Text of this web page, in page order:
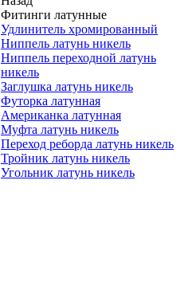
Фитинги латунные
Удлинитель хромированный
Ниппель латунь никель
Ниппель переходной латунь
никель
Заглушка латунь никель
Футорка латунная
Американка латунная
Муфта латунь никель
Переход реборда латунь никель
Тройник латунь никель
Угольник латунь никель